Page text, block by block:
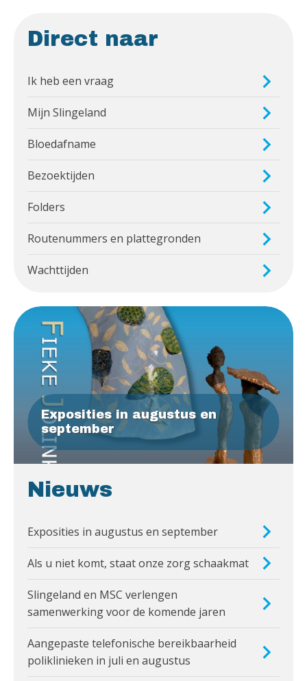
Direct naar
Ik heb een vraag
Mijn Slingeland
Bloedafname
Bezoektijden
Folders
Routenummers en plattegronden
Wachttijden
Exposities in augustus en
september
Nieuws
Exposities in augustus en september
Als u niet komt, staat onze zorg schaakmat
Slingeland en MSC verlengen
samenwerking voor de komende jaren
Aangepaste telefonische bereikbaarheid
poliklinieken in juli en augustus